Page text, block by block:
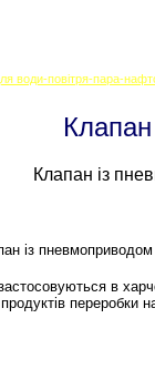
води-повітря-пара-
Клапан із
із пневмоприводом
в
переробки